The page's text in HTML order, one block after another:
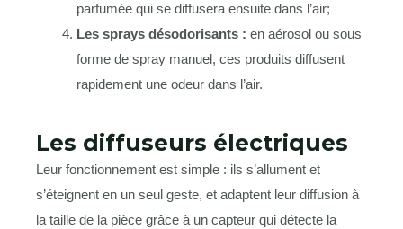
parfumée qui se diffusera ensuite dans l’air;
Les sprays désodorisants : en aérosol ou sous
forme de spray manuel, ces produits diffusent
rapidement une odeur dans l’air.
Les diffuseurs électriques
Leur fonctionnement est simple : ils s’allument et
s’éteignent en un seul geste, et adaptent leur diffusion à
la taille de la pièce grâce à un capteur qui détecte la